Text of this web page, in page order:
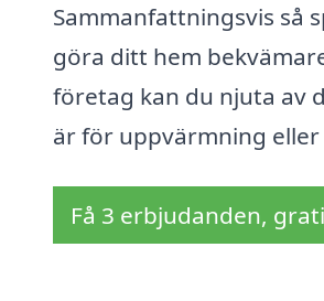
Sammanfattningsvis så
göra ditt hem
företag kan du njuta av
är för uppvärmning
Få 3 erbjudanden,